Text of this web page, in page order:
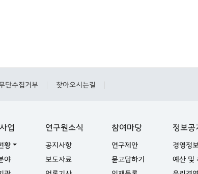
단수집거부 찾아오시는길
업
황
야
연구원소식
공지사항
보도자료
참여마당
연구제안
묻고답하기
정보공
경영정
예산 및